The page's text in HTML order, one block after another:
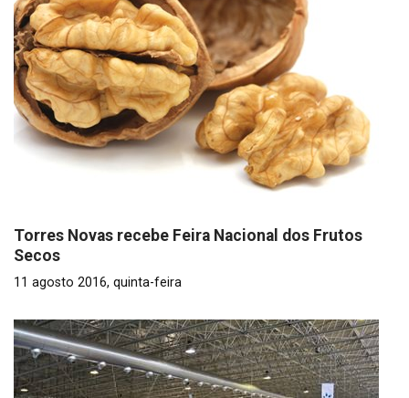
Torres Novas recebe Feira Nacional dos Frutos
Secos
11 agosto 2016, quinta-feira